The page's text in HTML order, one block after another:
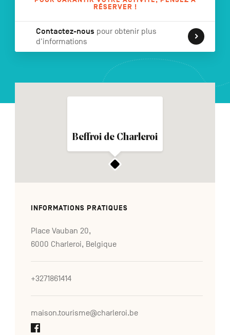
secondaire
RÉSERVER !
Contactez-nous pour obtenir plus
d'informations
Beffroi de Charleroi
INFORMATIONS PRATIQUES
Place Vauban 20,
6000 Charleroi, Belgique
+3271861414
maison.tourisme@charleroi.be